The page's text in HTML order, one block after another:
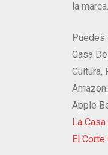
la marca.
Puedes
Casa
Cultura,
Amazon:
Apple
La
El